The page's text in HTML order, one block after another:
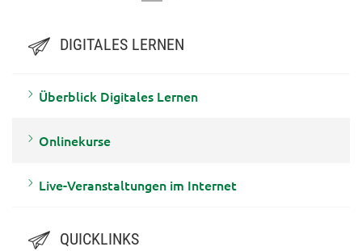
DIGITALES LERNEN
Überblick Digitales Lernen
Onlinekurse
Live-Veranstaltungen im Internet
QUICKLINKS